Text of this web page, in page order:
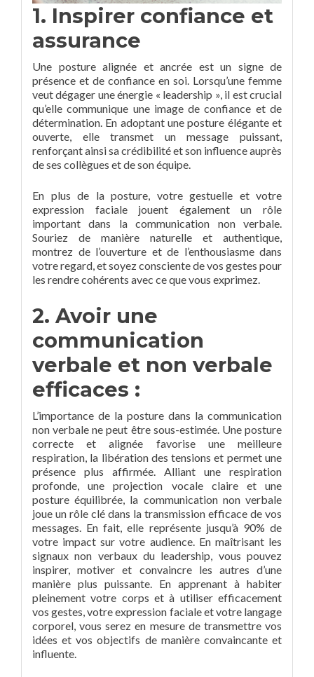
1. Inspirer confiance et
assurance
Une posture alignée et ancrée est un signe de
présence et de confiance en soi. Lorsqu’une femme
veut dégager une énergie « leadership », il est crucial
qu’elle communique une image de confiance et de
détermination. En adoptant une posture élégante et
ouverte, elle transmet un message puissant,
renforçant ainsi sa crédibilité et son influence auprès
de ses collègues et de son équipe.
En plus de la posture, votre gestuelle et votre
expression faciale jouent également un rôle
important dans la communication non verbale.
Souriez de manière naturelle et authentique,
montrez de l’ouverture et de l’enthousiasme dans
votre regard, et soyez consciente de vos gestes pour
les rendre cohérents avec ce que vous exprimez.
2. Avoir une
communication
verbale et non verbale
efficaces :
L’importance de la posture dans la communication
non verbale ne peut être sous-estimée. Une posture
correcte et alignée favorise une meilleure
respiration, la libération des tensions et permet une
présence plus affirmée. Alliant une respiration
profonde, une projection vocale claire et une
posture équilibrée, la communication non verbale
joue un rôle clé dans la transmission efficace de vos
messages. En fait, elle représente jusqu’à 90% de
votre impact sur votre audience. En maîtrisant les
signaux non verbaux du leadership, vous pouvez
inspirer, motiver et convaincre les autres d’une
manière plus puissante. En apprenant à habiter
pleinement votre corps et à utiliser efficacement
vos gestes, votre expression faciale et votre langage
corporel, vous serez en mesure de transmettre vos
idées et vos objectifs de manière convaincante et
influente.